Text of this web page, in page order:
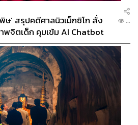
ษ’ สรุปคดีศาลนิวเม็กซิโก สั่ง
พจิตเด็ก คุมเข้ม AI Chatbot
...